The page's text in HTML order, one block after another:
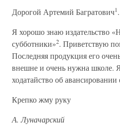
Дорогой Артемий Багратович1.
Я хорошо знаю издательство
субботники»2. Приветствую
Последняя продукция его
внешне и очень нужна школе.
ходатайство об
Крепко жму руку
А. Луначарский